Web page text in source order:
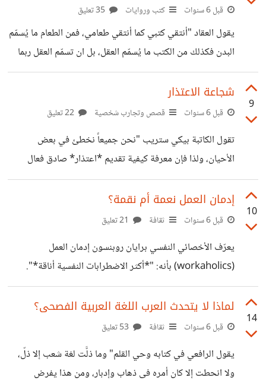
بدأت جني المال؟ أو كيف ستبدأ جني المال؟* "بالنسبة للراغبين
في دخوله" والجواب هو نفسه تقريبا، فإذا استيقظنا بدون عمل
"لا نملك المال أيضا" يعنى رجوعنا للصفر مع
قبل 6 سنوات كتب وروايات
يقول العقاد "أنتقي كتبي كما أنتقي طعامي، فمن الطعام ما يُسمّم
البدن فكذلك من الكتب ما يُسمّم العقل، بل ان تسمّم العقل ربما
كان أشد على الإنسان من تلوث البدن". عند ذهابى للمكتبة كثيرا
ما أجد القراء يسألون عن الكاتب قبل الكتاب وهذا يثير
استغرابي، *ما أهمية معرفة الكاتب إذا كان محتوى كتابه جيد؟*
سألت أحد الأشخاص هناك عن سبب إختياره للكاتب قبل الكتاب،
"تعمدت أن أسأل شخص كبير في السن نوعا ما لكي لا أحصل
على اجابات كهذه "لأننى
9
شجاعة الاعتذار
قبل 6 سنوات قصص وتجارب شخصية
تقول الكاتبة بيكي ستريب "نحن جميعاً نخطئ في بعض
الأحيان، ولذا فإن معرفة كيفية تقديم *اعتذار* صادق فعال
يعتبر بالتأكيد *مهارة حياتية* تستحق التنمية". الكثير منا يجهل
قيمة الإعتذار، وكم أنه لغة بالغة التأثير فهو يصلح العلاقات ويعيد
التوازن لها، *لكن لماذا قول أنا آسف ثقيلة على البعض؟* في
صراخهم وشجاراتهم من النافدة، غالبا ما يهدؤوا بعد دقائق
ويرجع صوت لعبهم ومرحهم مجددا، لكن في المرة الماضية لم
يحدث ذلك..
10
إدمان العمل نعمة أم نقمة؟
قبل 6 سنوات ثقافة
يعرّف الأخصائي النفسي برايان روبنسون إدمان العمل
(workaholics) بأنه: "*أكثر الاضطرابات النفسية أناقة*".
عندما نسمع أن الشخص (أ) مدمن عمل غالبا ما ننظر له *نظرة
الإعجاب*، وأنه من الناجحين ويستغل وقته أفضل إستغلال،
حتى أننا في بعض الأحيان نجعله *قدوة* لنا ...*لكن هل نظرتنا
هذه صحيحة؟.. ماذا لوعرفنا أن نتائج الدراسات والبحوث تبين
عكس ذلك ماذا ستكون ردة فعلنا؟* ومثل ما قرأت في هذا الصدد
ان بعض العمال في الدول الأجنبية يخضعون *لاختبار(WART)*
14
لماذا لا يتحدث العرب اللغة العربية الفصحى؟
قبل 6 سنوات ثقافة
يقول الرافعي في كتابه وحي القلم" وما ذلَّت لغة شعب إلا ذلّ،
ولا انحطت إلا كان أمره فى ذهاب وإدبار، ومن هذا يفرض